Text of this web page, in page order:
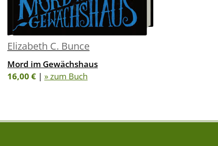
Elizabeth C. Bunce
Mord im Gewächshaus
16,00 € | » zum Buch